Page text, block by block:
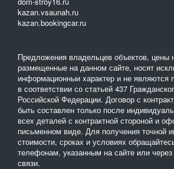
kazan.vsaunah.ru
kazan.bookingcar.ru
Предложения владельцев объектов, цены
размещенные на данном сайте, носят
информационныи характер и не являются
в соответствии со статьей 437
Российской Федерации. Договор с
быть составлен только после
всех деталей с контрактной стороной и
письменном виде. Для получения точной
стоимости, сроках и условиях
телефонам, указанным на сайте или
связи.